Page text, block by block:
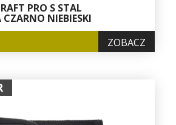
PRO S STAL
CZARNO NIEBIESKI
ZOBACZ